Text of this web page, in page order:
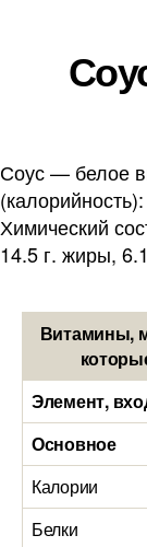
Соус — белое
Химический
14.5 г. жиры,
Витамины,
Элемент,
Основное
Калории
Белки